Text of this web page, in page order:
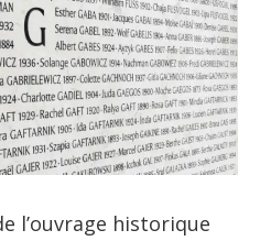
l’ouvrage historique